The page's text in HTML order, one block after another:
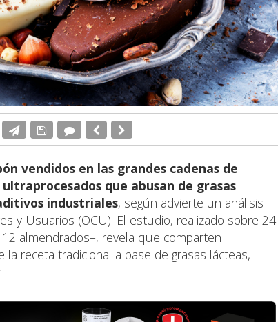
vendidos en las grandes cadenas de
que abusan de grasas
industriales, según advierte un análisis
y Usuarios (OCU). El estudio, realizado sobre 24
almendrados–, revela que comparten
receta tradicional a base de grasas lácteas,